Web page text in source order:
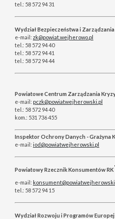
tel.: 58 572 94 31
Wydział Bezpieczeństwa i
e-mail: zk@powiat.wejherowo.pl
tel.: 58 572 94 40
tel.: 58 572 94 41
tel.: 58 572 94 44
Powiatowe Centrum Zarządzania
e-mail: pczk@powiatwejherowski.pl
tel.: 58 572 94 40
kom.: 531 736 455
Inspektor Ochrony Danych - Grażyna
e-mail: iod@powiatwejherowski.pl
Powiatowy Rzecznik Konsumentów RK
e-mail:
tel.: 58 572 94 15
Wydział Rozwoju i Programów